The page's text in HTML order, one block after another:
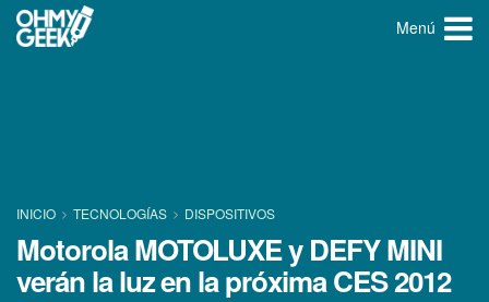
Menú
INICIO TECNOLOGÍ­AS DISPOSITIVOS
Motorola MOTOLUXE y DEFY MINI
verán la luz en la próxima CES 2012